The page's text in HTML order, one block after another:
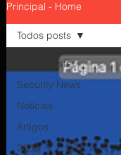
Principal - Home
Todos posts
Security News
Notícias
Artigos
2600
Todos posts